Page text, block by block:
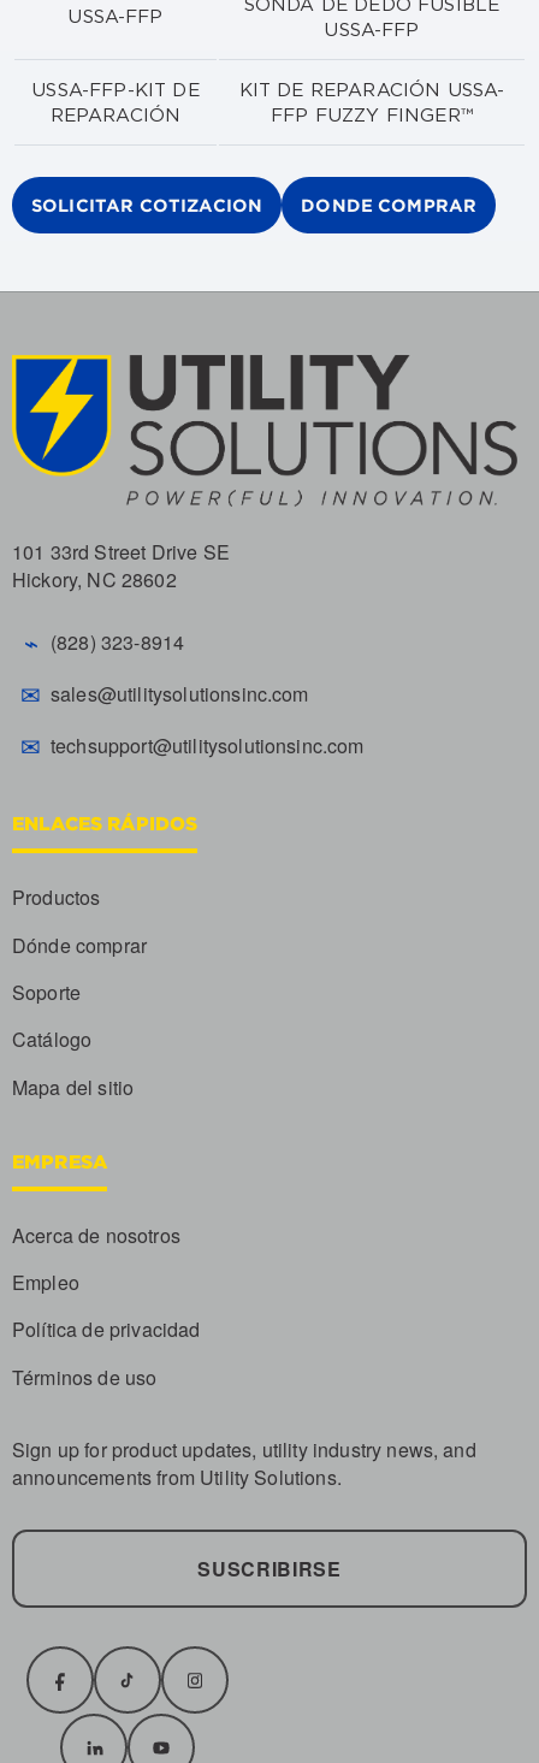
USSA-FFP
SONDA DE DEDO FUSIBLE
USSA-FFP
USSA-FFP-KIT DE
REPARACIÓN
KIT DE REPARACIÓN USSA-
FFP FUZZY FINGER™
SOLICITAR COTIZACION DONDE COMPRAR
101 33rd Street Drive SE
Hickory, NC 28602
⌁ (828) 323-8914
✉ sales@utilitysolutionsinc.com
✉ techsupport@utilitysolutionsinc.com
ENLACES RÁPIDOS
Productos
Dónde comprar
Soporte
Catálogo
Mapa del sitio
EMPRESA
Acerca de nosotros
Empleo
Política de privacidad
Términos de uso
Sign up for product updates, utility industry news, and
announcements from Utility Solutions.
SUSCRIBIRSE